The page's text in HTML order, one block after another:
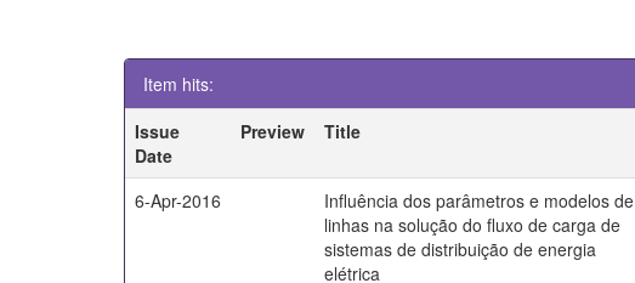
Item hits:
Issue
Date
Preview Title
6-Apr-2016
Influência dos parâmetros e modelos de
linhas na solução do fluxo de carga de
sistemas de distribuição de energia
elétrica